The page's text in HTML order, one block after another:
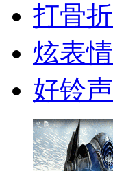
打骨折
炫表情
好铃声